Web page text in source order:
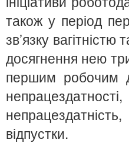
також у період
зв’язку
досягнення нею
першим робочим
відпустки.